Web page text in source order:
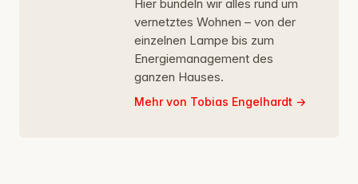
Hier bündeln wir alles rund um
vernetztes Wohnen – von der
einzelnen Lampe bis zum
Energiemanagement des
ganzen Hauses.
Mehr von Tobias Engelhardt